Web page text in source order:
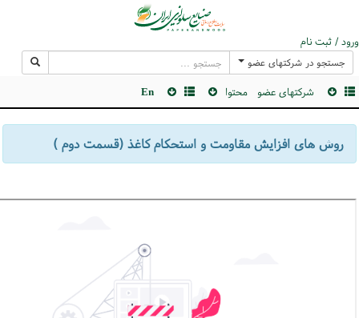
ورود / ثبت نام
جستجو در شرکتهای عضو
شرکتهای عضو محتوا En
روش های افزایش مقاومت و استحکام کاغذ (قسمت دوم )